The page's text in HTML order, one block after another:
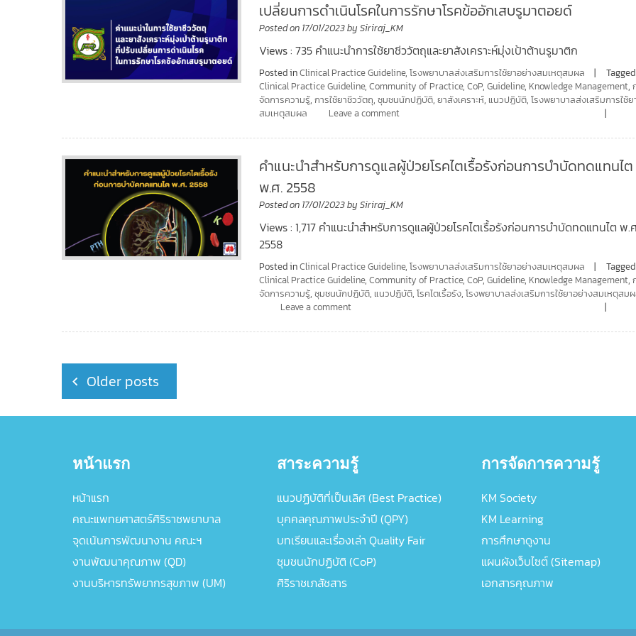
เปลี่ยนการดำเนินโรคในการรักษาโรคข้ออักเสบรูมาตอยด์
Posted on 17/01/2023by Siriraj_KM
Views : 735 คำแนะนำการใช้ยาชีววัตถุและยาสังเคราะห์มุ่งเป้าต้านรูมาติก
Posted inClinical Practice Guideline, โรงพยาบาลส่งเสริมการใช้ยาอย่างสมเหตุสมผล
Tagged
Clinical Practice Guideline, Community of Practice, CoP, Guideline, Knowledge Management,
จัดการความรู้, การใช้ยาชีววัตถุ, ชุมชนนักปฏิบัติ, ยาสังเคราะห์, แนวปฏิบัติ, โรงพยาบาลส่งเสริมการใช้
สมเหตุสมผล
Leave a comment
คำแนะนำสำหรับการดูแลผู้ป่วยโรคไตเรื้อรังก่อนการบำบัดทดแทนไต
พ.ศ. 2558
Posted on 17/01/2023by Siriraj_KM
Views : 1,717 คำแนะนำสำหรับการดูแลผู้ป่วยโรคไตเรื้อรังก่อนการบำบัดทดแทนไต พ.
2558
Posted inClinical Practice Guideline, โรงพยาบาลส่งเสริมการใช้ยาอย่างสมเหตุสมผล
Tagged
Clinical Practice Guideline, Community of Practice, CoP, Guideline, Knowledge Management,
จัดการความรู้, ชุมชนนักปฏิบัติ, แนวปฏิบัติ, โรคไตเรื้อรัง, โรงพยาบาลส่งเสริมการใช้ยาอย่างสมเหตุสม
Leave a comment
Posts
navigation
Older posts
หน้าแรก
หน้าแรก
คณะแพทยศาสตร์ศิริราชพยาบาล
จุดเน้นการพัฒนางาน คณะฯ
งานพัฒนาคุณภาพ (QD)
งานบริหารทรัพยากรสุขภาพ (UM)
สาระความรู้
แนวปฏิบัติที่เป็นเลิศ (Best Practice)
บุคคลคุณภาพประจำปี (QPY)
บทเรียนและเรื่องเล่า Quality Fair
ชุมชนนักปฏิบัติ (CoP)
ศิริราชเภสัชสาร
การจัดการความรู้
KM Society
KM Learning
การศึกษาดูงาน
แผนผังเว็บไซต์ (Sitemap)
เอกสารคุณภาพ